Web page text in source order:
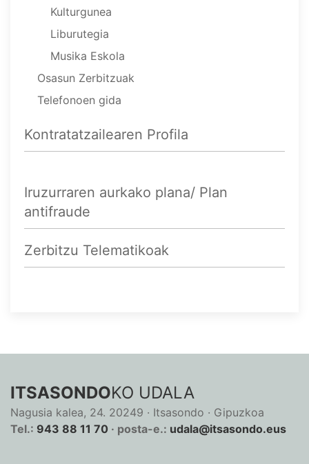
Kulturgunea
Liburutegia
Musika Eskola
Osasun Zerbitzuak
Telefonoen gida
Kontratatzailearen Profila
Iruzurraren aurkako plana/ Plan
antifraude
Zerbitzu Telematikoak
ITSASONDOKO UDALA
Nagusia kalea, 24. 20249 · Itsasondo · Gipuzkoa
Tel.: 943 88 11 70 · posta-e.: udala@itsasondo.eus